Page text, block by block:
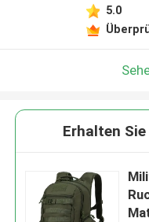
5.0
Erhalten